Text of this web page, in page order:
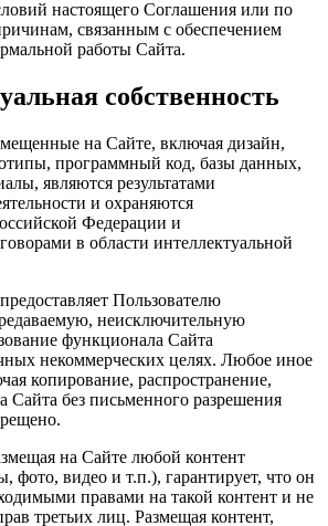
настоящего Соглашения или по
связанным с обеспечением
работы Сайта.
собственность
на Сайте, включая дизайн,
программный код, базы данных,
являются результатами
и охраняются
Федерации и
в области интеллектуальной
Пользователю
неисключительную
функционала Сайта
некоммерческих целях. Любое иное
копирование, распространение,
Сайта без письменного разрешения
на Сайте любой контент
фото, видео и т.п.), гарантирует, что он
правами на такой контент и не
третьих лиц. Размещая контент,